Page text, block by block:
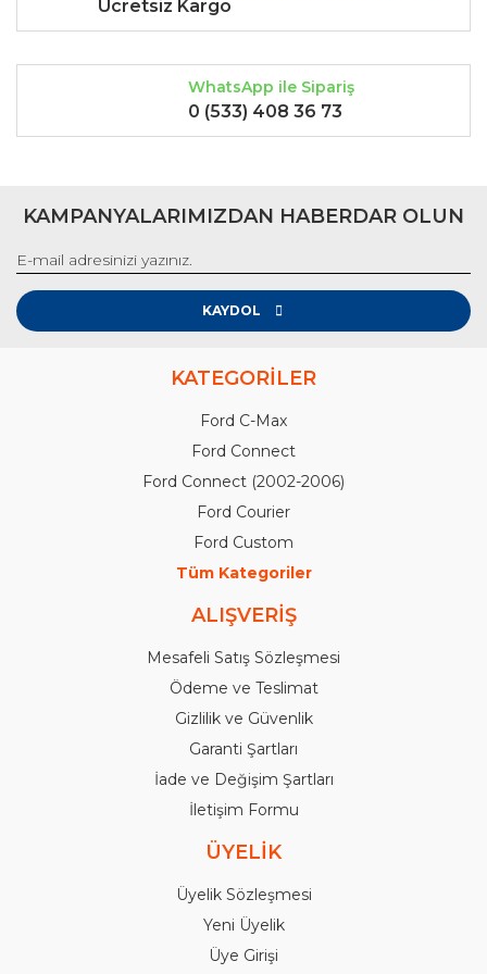
Ücretsiz Kargo
WhatsApp ile Sipariş
0 (533) 408 36 73
KAMPANYALARIMIZDAN HABERDAR OLUN
KAYDOL
KATEGORİLER
Ford C-Max
Ford Connect
Ford Connect (2002-2006)
Ford Courier
Ford Custom
Tüm Kategoriler
ALIŞVERİŞ
Mesafeli Satış Sözleşmesi
Ödeme ve Teslimat
Gizlilik ve Güvenlik
Garanti Şartları
İade ve Değişim Şartları
İletişim Formu
ÜYELİK
Üyelik Sözleşmesi
Yeni Üyelik
Üye Girişi